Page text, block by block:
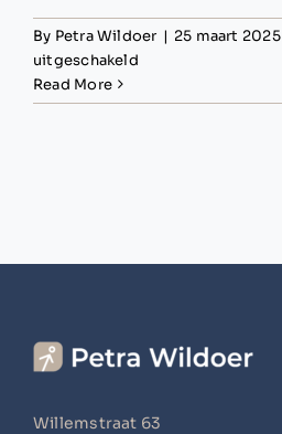
By Petra Wildoer | 25 maart 2025
uitgeschakeldvoor
je
Read More
Willemstraat 63